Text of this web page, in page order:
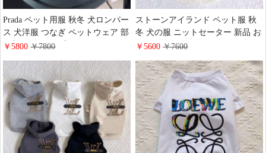
Prada ペット用服 秋冬 犬ロンパー
ス 犬洋服 つなぎ ペットウェア 部
屋着 おしゃれ プラダ スウェット
犬 服 ブランド 人気
￥5800￥7800
ストーンアイランド ペット服 秋
冬 犬の服 ニットセーター 新品 お
しゃれ Stone Island ロゴ ドッグウ
中型犬 ブランド ペット用品 通販
￥5600￥7600